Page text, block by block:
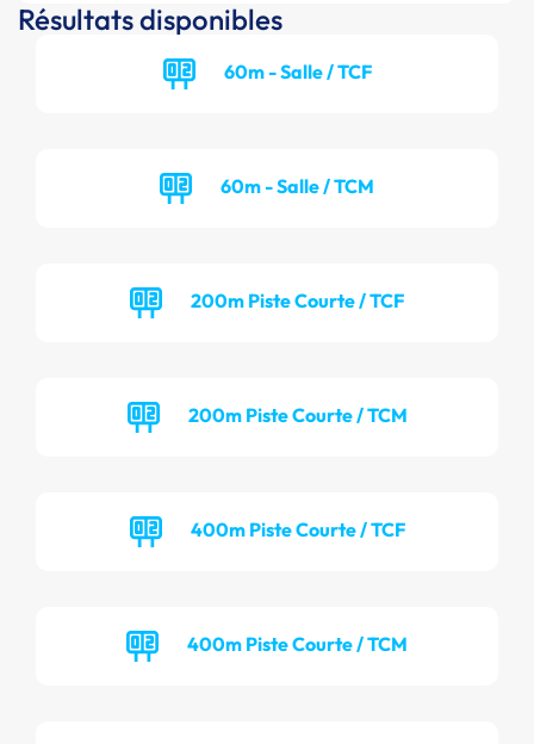
Résultats disponibles
60m - Salle / TCF
60m - Salle / TCM
200m Piste Courte / TCF
200m Piste Courte / TCM
400m Piste Courte / TCF
400m Piste Courte / TCM